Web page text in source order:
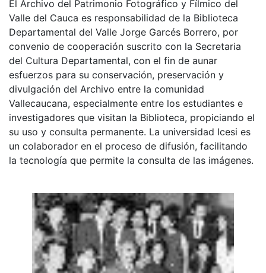
El Archivo del Patrimonio Fotográfico y Fílmico del
Valle del Cauca es responsabilidad de la Biblioteca
Departamental del Valle Jorge Garcés Borrero, por
convenio de cooperación suscrito con la Secretaria
del Cultura Departamental, con el fin de aunar
esfuerzos para su conservación, preservación y
divulgación del Archivo entre la comunidad
Vallecaucana, especialmente entre los estudiantes e
investigadores que visitan la Biblioteca, propiciando el
su uso y consulta permanente. La universidad Icesi es
un colaborador en el proceso de difusión, facilitando
la tecnología que permite la consulta de las imágenes.